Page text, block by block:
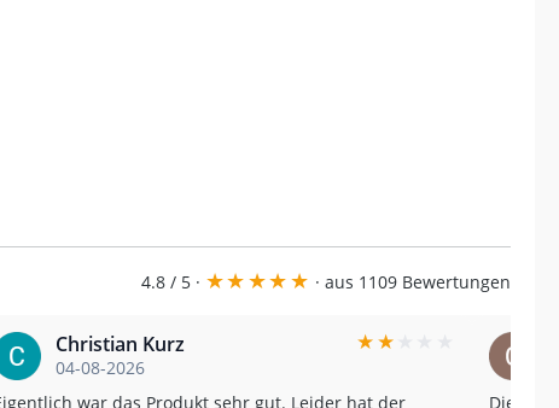
4.8 / 5 · ★★★★★ · aus 1109 Bewertungen
Christian Kurz
04-08-2026
★★
war das Produkt sehr gut. Leider hat der
Die